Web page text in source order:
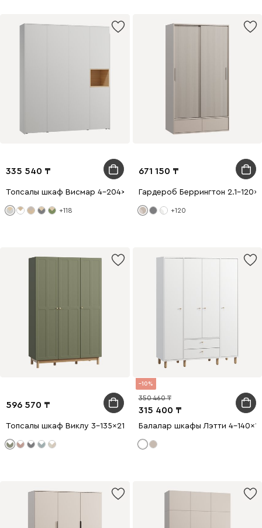
335 540
Топсалы шкаф Висмар 4-204x240 Пепельный
+118
671 150
Гардероб Беррингтон 2.1-
+120
596 570
Топсалы шкаф Виклу 3-135x210 Оливковый
10
315 400
350 460
Балалар шкафы Лэтти 4-